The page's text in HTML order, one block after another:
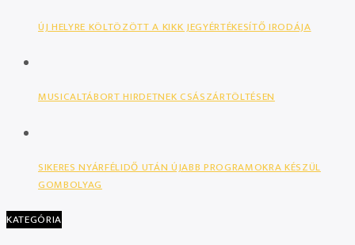
ÚJ HELYRE KÖLTÖZÖTT A KIKK JEGYÉRTÉKESÍTŐ IRODÁJA
MUSICALTÁBORT HIRDETNEK CSÁSZÁRTÖLTÉSEN
SIKERES NYÁRFÉLIDŐ UTÁN ÚJABB PROGRAMOKRA KÉSZÜL
GOMBOLYAG
KATEGÓRIA